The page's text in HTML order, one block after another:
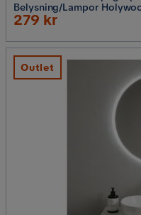
Belysning/Lampor
Rabatterat
279 kr
Outlet